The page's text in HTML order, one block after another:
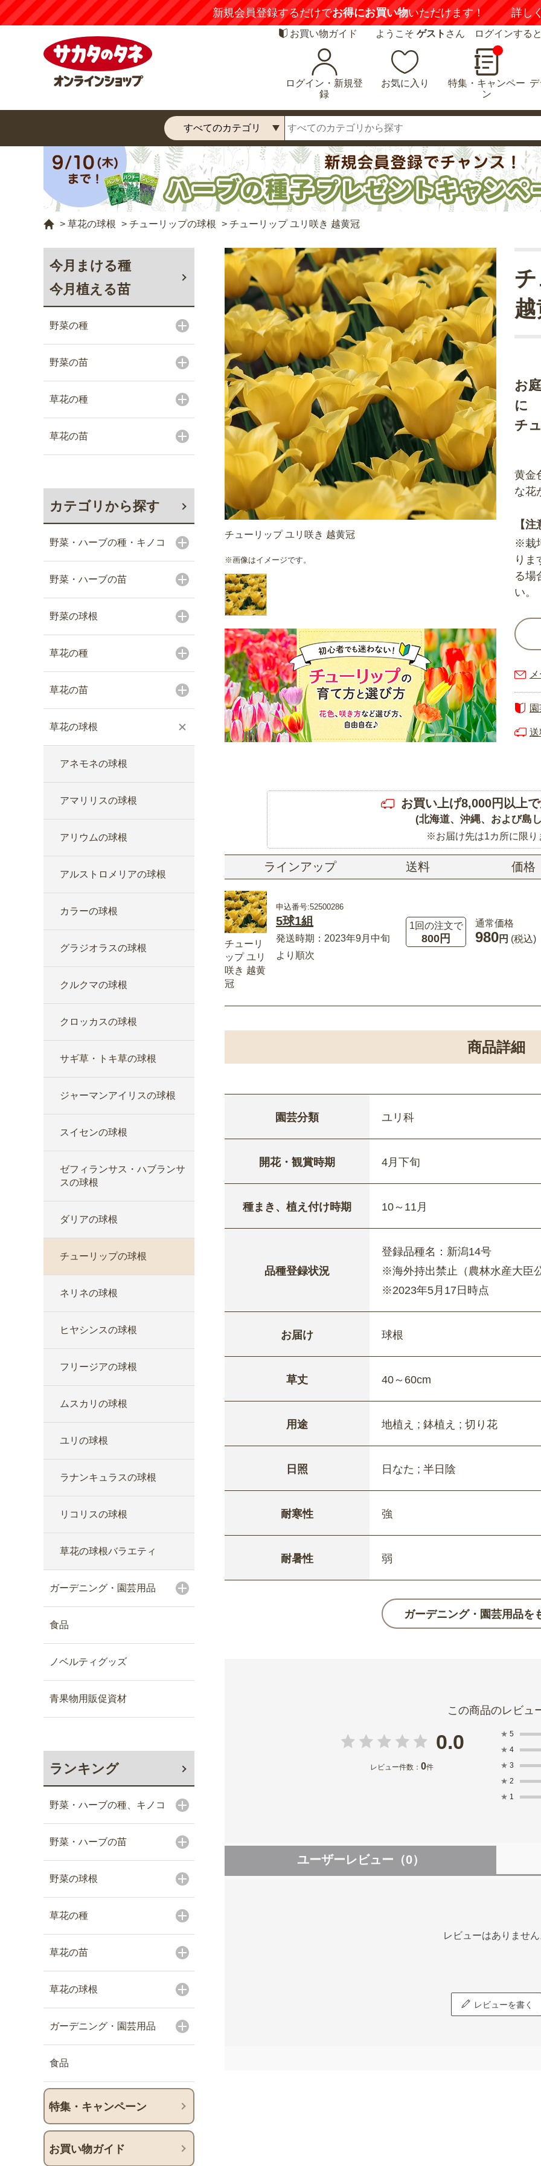
【注意喚起】悪質な偽サイトにご注意ください 詳しくは
お買い物ガイド ようこそ ゲスト さん ログインする
ログイン・新規登
録
お気に入り
特集・キャンペー
ン
> 草花の球根 > チューリップの球根 > チューリップ ユリ咲き 越黄冠
今月まける種
今月植える苗
野菜の種
野菜の苗
草花の種
草花の苗
カテゴリから探す
野菜・ハーブの種・キノコ
野菜・ハーブの苗
野菜の球根
草花の種
草花の苗
草花の球根
アネモネの球根
アマリリスの球根
アリウムの球根
アルストロメリアの球根
カラーの球根
グラジオラスの球根
クルクマの球根
クロッカスの球根
サギ草・トキ草の球根
ジャーマンアイリスの球根
スイセンの球根
ゼフィランサス・ハブランサ
スの球根
ダリアの球根
チューリップの球根
ネリネの球根
ヒヤシンスの球根
フリージアの球根
ムスカリの球根
ユリの球根
ラナンキュラスの球根
リコリスの球根
草花の球根バラエティ
ガーデニング・園芸用品
食品
ノベルティグッズ
青果物用販促資材
ランキング
野菜・ハーブの種、キノコ
野菜・ハーブの苗
野菜の球根
草花の種
草花の苗
草花の球根
ガーデニング・園芸用品
食品
特集・キャンペーン
お買い物ガイド
チューリップ ユリ咲き 越黄冠
※画像はイメージです。
お
に
チ
黄金
な花
【
※栽
り
る場
い。
送
お買い上げ8,000円以上で
(北海道、沖縄、および島
※お届け先は1カ所に限り
ラインアップ 送料 価格
チューリ
ップ ユリ
咲き 越黄
冠
申込番号:52500286
5球1組
発送時期：2023年9月中旬
より順次
1回の注文で
800円
通常価格
980円 (税込)
商品詳細
園芸分類 ユリ科
開花・観賞時期 4月下旬
種まき、植え付け時期 10～11月
品種登録状況
登録品種名：新潟14号
※海外持出禁止（農林水産大臣
※2023年5月17日時点
お届け 球根
草丈 40～60cm
用途 地植え ; 鉢植え ; 切り花
日照 日なた ; 半日陰
耐寒性 強
耐暑性 弱
ガーデニング・園芸用品を
0.0
レビュー件数： 0件
★ 5
★ 4
★ 3
★ 2
★ 1
ユーザーレビュー （0）
レビューはありませ
レビューを書く